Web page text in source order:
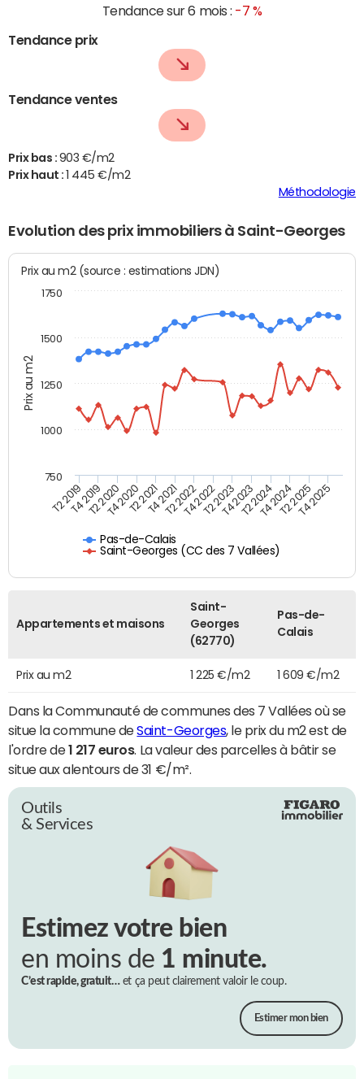
Tendance sur 6 mois : -7 %
Tendance prix
Tendance ventes
Prix bas : 903 €/m2
Prix haut :
1 445 €/m2
Méthodologie
Evolution des prix immobiliers à Saint-Georges
Prix au m2
Prix au m2 (source : estimations JDN)
Pas-de-Calais
Saint-Georges (CC des 7 Vallées)
T2 2019T4 2019T2 2020T4 2020T2 2021T4 2021T2 2022T4 2022T2 2023T4 2023T2 2024T4 2024T2 2025T4 2025
1000
750
1250
1500
1750
Appartements et maisons
Saint-
Georges
(62770)
Pas-de-
Calais
Prix au m2 1 225 €/m2 1 609 €/m2
Dans la Communauté de communes des 7 Vallées où se
situe la commune deSaint-Georges, le prix du m2 est de
l'ordre de1 217 euros. La valeur des parcelles à bâtir se
situe aux alentours de 31 €/m².
Outils
& Services
Estimez votre bien
en moins de 1 minute.
C’est rapide, gratuit…et ça peut clairement valoir le coup.
Estimer mon bien